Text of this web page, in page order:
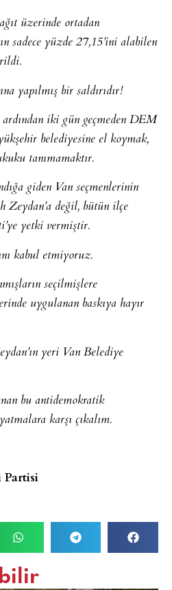
üzerinde ortadan
sadece yüzde 27,15’ini alabilen
yapılmış bir saldırıdır!
ardından iki gün geçmeden DEM
belediyesine el koymak,
tanımamaktır.
giden Van seçmenlerinin
Zeydan’a değil, bütün ilçe
yetki vermiştir.
kabul etmiyoruz.
seçilmişlere
uygulanan baskıya hayır
yeri Van Belediye
bu antidemokratik
karşı çıkalım.
Partisi